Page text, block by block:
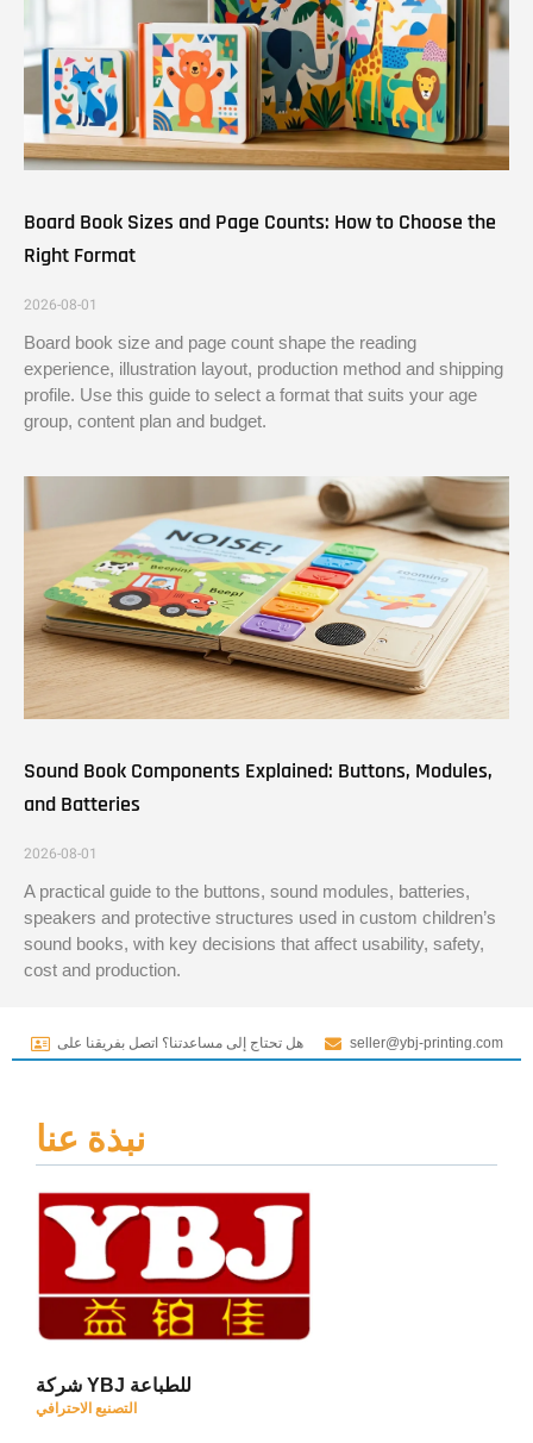
Board Book Sizes and Page Counts: How to Choose the
Right Format
2026-08-01
Board book size and page count shape the reading
experience, illustration layout, production method and shipping
profile. Use this guide to select a format that suits your age
group, content plan and budget.
Sound Book Components Explained: Buttons, Modules,
and Batteries
2026-08-01
A practical guide to the buttons, sound modules, batteries,
speakers and protective structures used in custom children’s
sound books, with key decisions that affect usability, safety,
cost and production.
هل تحتاج إلى مساعدتنا؟ اتصل بفريقنا على seller@ybj-printing.com
نبذة عنا
شركة YBJ للطباعة
التصنيع الاحترافي